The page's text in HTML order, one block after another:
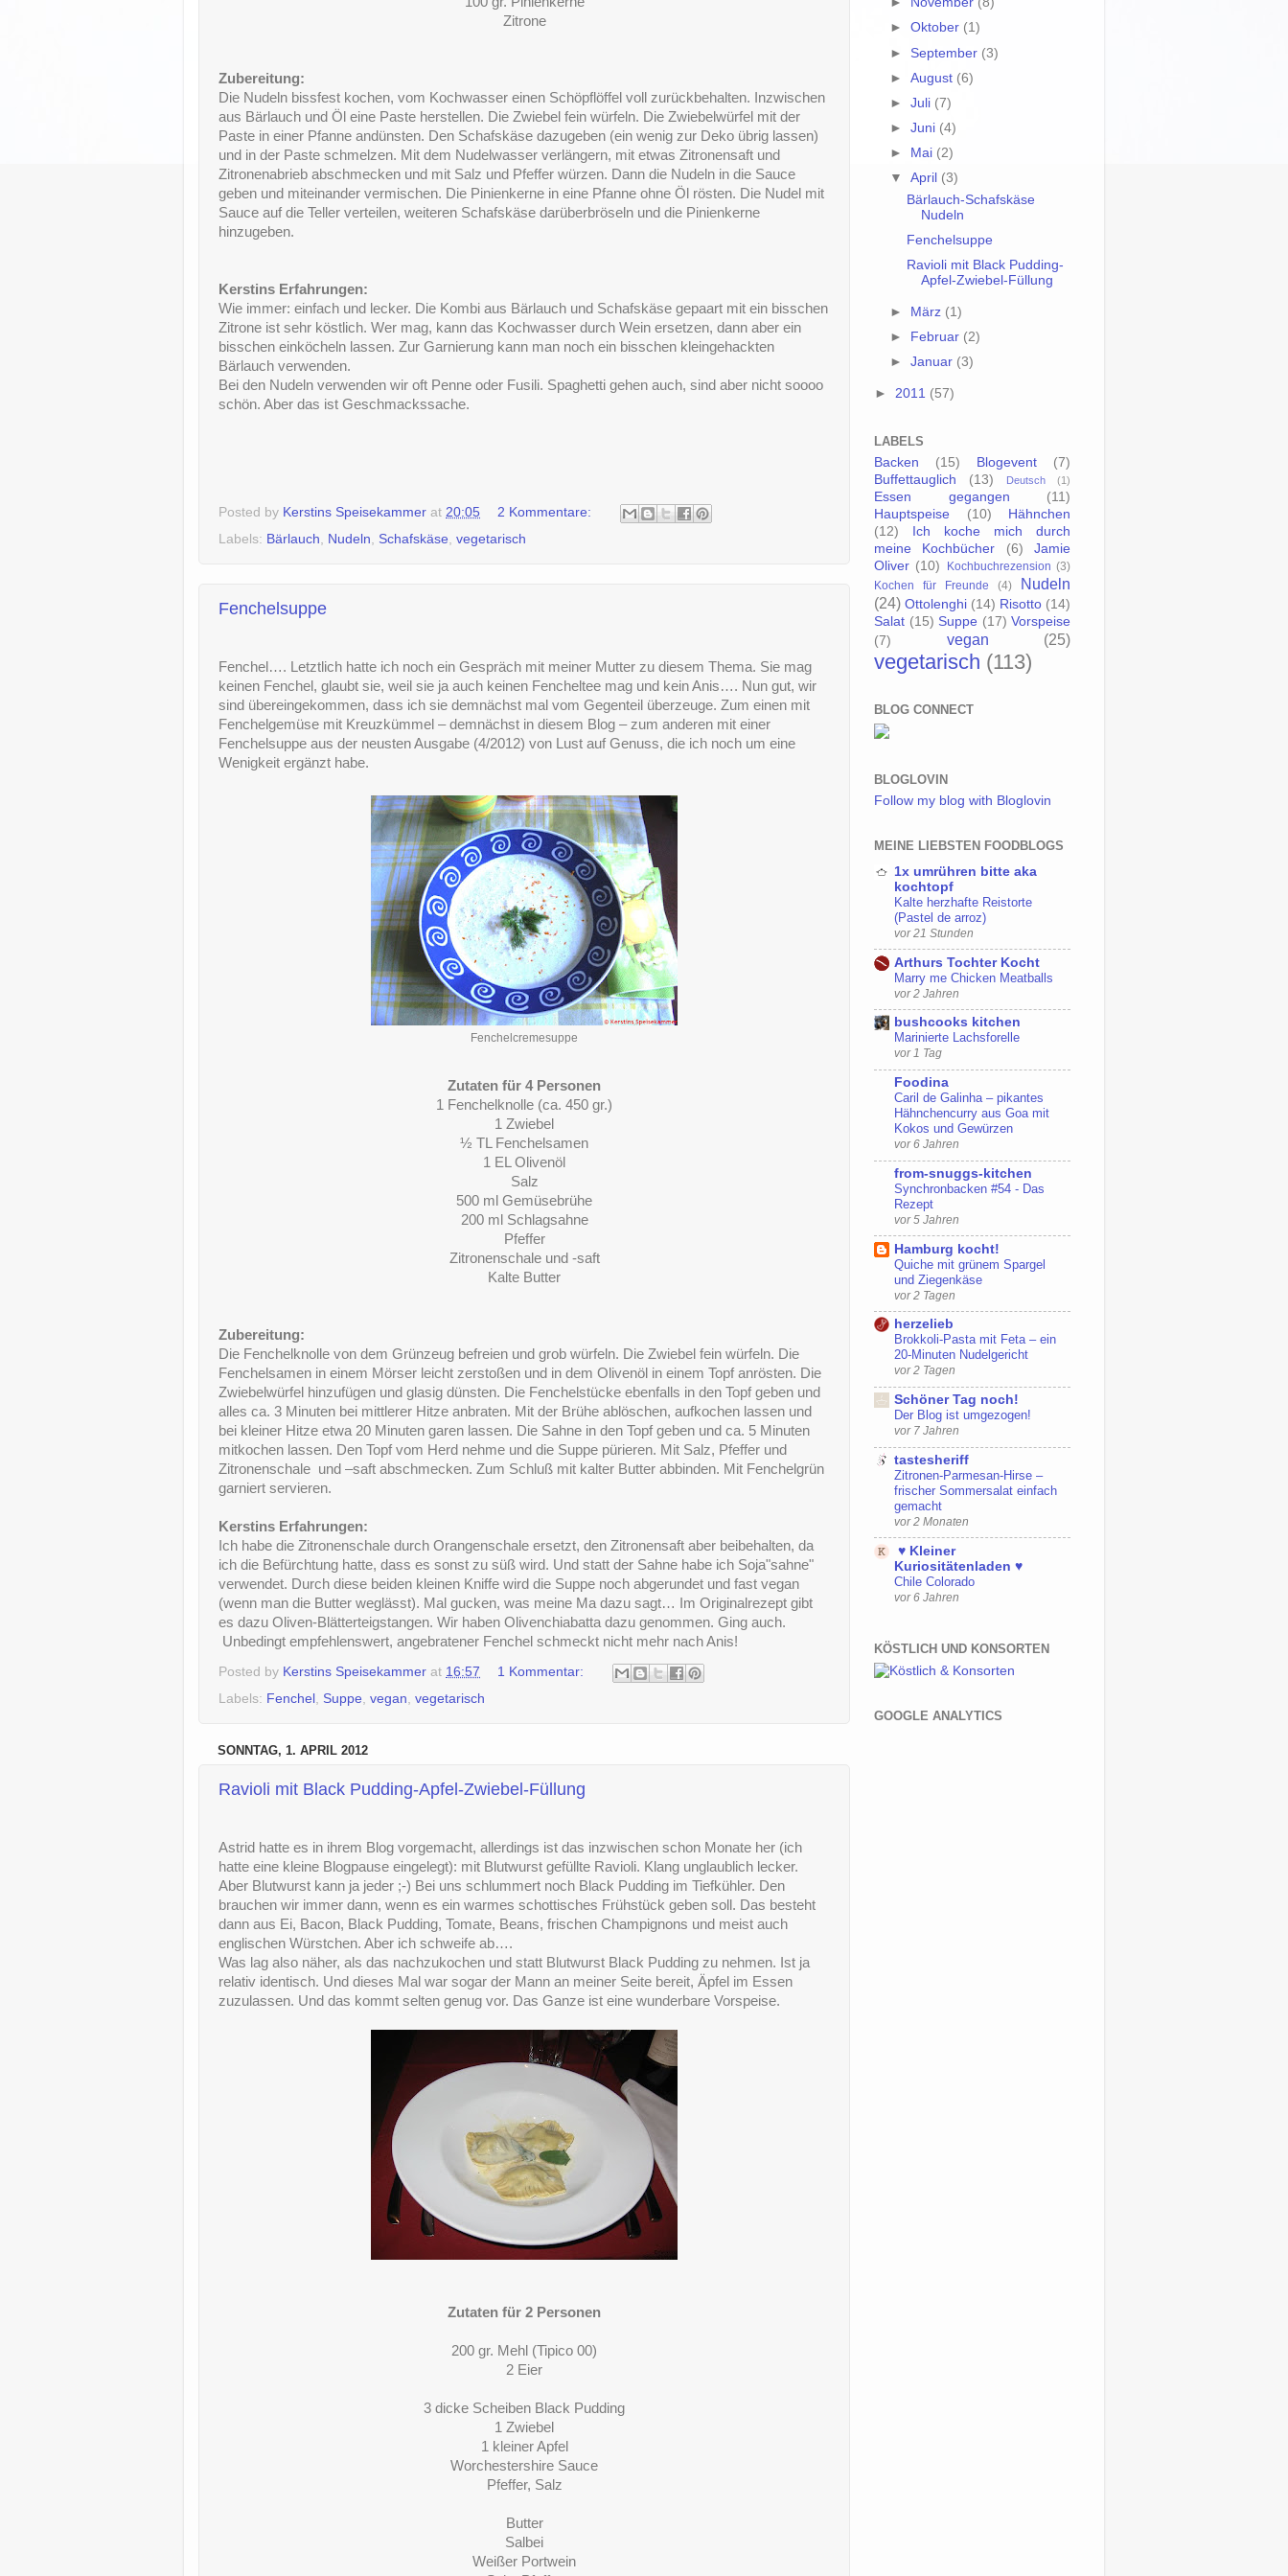
Zitrone
Zubereitung:
Die Nudeln bissfest kochen, vom Kochwasser einen Schöpflöffel voll zurückbehalten. Inzwischen
aus Bärlauch und Öl eine Paste herstellen. Die Zwiebel fein würfeln. Die Zwiebelwürfel mit der
Paste in einer Pfanne andünsten. Den Schafskäse dazugeben (ein wenig zur Deko übrig lassen)
und in der Paste schmelzen. Mit dem Nudelwasser verlängern, mit etwas Zitronensaft und
Zitronenabrieb abschmecken und mit Salz und Pfeffer würzen. Dann die Nudeln in die Sauce
geben und miteinander vermischen. Die Pinienkerne in eine Pfanne ohne Öl rösten. Die Nudel mit
Sauce auf die Teller verteilen, weiteren Schafskäse darüberbröseln und die Pinienkerne
hinzugeben.
Kerstins Erfahrungen:
Wie immer: einfach und lecker. Die Kombi aus Bärlauch und Schafskäse gepaart mit ein bisschen
Zitrone ist sehr köstlich. Wer mag, kann das Kochwasser durch Wein ersetzen, dann aber ein
bisschen einköcheln lassen. Zur Garnierung kann man noch ein bisschen kleingehackten
Bärlauch verwenden.
Bei den Nudeln verwenden wir oft Penne oder Fusili. Spaghetti gehen auch, sind aber nicht soooo
schön. Aber das ist Geschmackssache.
Posted by Kerstins Speisekammer at 20:05
2 Kommentare:
Labels: Bärlauch Nudeln Schafskäse vegetarisch
Fenchelsuppe
Fenchel…. Letztlich hatte ich noch ein Gespräch mit meiner Mutter zu diesem Thema. Sie mag
keinen Fenchel, glaubt sie, weil sie ja auch keinen Fencheltee mag und kein Anis…. Nun gut, wir
sind übereingekommen, dass ich sie demnächst mal vom Gegenteil überzeuge. Zum einen mit
Fenchelgemüse mit Kreuzkümmel – demnächst in diesem Blog – zum anderen mit einer
Fenchelsuppe aus der neusten Ausgabe (4/2012) von Lust auf Genuss, die ich noch um eine
Wenigkeit ergänzt habe.
Fenchelcremesuppe
Zutaten für 4 Personen
1 Fenchelknolle (ca. 450 gr.)
1 Zwiebel
½ TL Fenchelsamen
1 EL Olivenöl
Salz
500 ml Gemüsebrühe
200 ml Schlagsahne
Pfeffer
Zitronenschale und -saft
Kalte Butter
Zubereitung:
Die Fenchelknolle von dem Grünzeug befreien und grob würfeln. Die Zwiebel fein würfeln. Die
Fenchelsamen in einem Mörser leicht zerstoßen und in dem Olivenöl in einem Topf anrösten. Die
Zwiebelwürfel hinzufügen und glasig dünsten. Die Fenchelstücke ebenfalls in den Topf geben und
alles ca. 3 Minuten bei mittlerer Hitze anbraten. Mit der Brühe ablöschen, aufkochen lassen und
bei kleiner Hitze etwa 20 Minuten garen lassen. Die Sahne in den Topf geben und ca. 5 Minuten
mitkochen lassen. Den Topf vom Herd nehme und die Suppe pürieren. Mit Salz, Pfeffer und
Zitronenschale und –saft abschmecken. Zum Schluß mit kalter Butter abbinden. Mit Fenchelgrün
garniert servieren.
Kerstins Erfahrungen:
Ich habe die Zitronenschale durch Orangenschale ersetzt, den Zitronensaft aber beibehalten, da
ich die Befürchtung hatte, dass es sonst zu süß wird. Und statt der Sahne habe ich Soja"sahne"
verwendet. Durch diese beiden kleinen Kniffe wird die Suppe noch abgerundet und fast vegan
(wenn man die Butter weglässt). Mal gucken, was meine Ma dazu sagt… Im Originalrezept gibt
es dazu Oliven-Blätterteigstangen. Wir haben Olivenchiabatta dazu genommen. Ging auch.
Unbedingt empfehlenswert, angebratener Fenchel schmeckt nicht mehr nach Anis!
Posted by Kerstins Speisekammer at 16:57
1 Kommentar:
Labels: Fenchel , Suppe, vegan, vegetarisch
SONNTAG, 1. APRIL 2012
Ravioli mit Black Pudding-Apfel-Zwiebel-Füllung
Astrid hatte es in ihrem Blog vorgemacht, allerdings ist das inzwischen schon Monate her (ich
hatte eine kleine Blogpause eingelegt): mit Blutwurst gefüllte Ravioli. Klang unglaublich lecker.
Aber Blutwurst kann ja jeder ;-) Bei uns schlummert noch Black Pudding im Tiefkühler. Den
brauchen wir immer dann, wenn es ein warmes schottisches Frühstück geben soll. Das besteht
dann aus Ei, Bacon, Black Pudding, Tomate, Beans, frischen Champignons und meist auch
englischen Würstchen. Aber ich schweife ab….
Was lag also näher, als das nachzukochen und statt Blutwurst Black Pudding zu nehmen. Ist ja
relativ identisch. Und dieses Mal war sogar der Mann an meiner Seite bereit, Äpfel im Essen
zuzulassen. Und das kommt selten genug vor. Das Ganze ist eine wunderbare Vorspeise.
Zutaten für 2 Personen
200 gr. Mehl (Tipico 00)
2 Eier
3 dicke Scheiben Black Pudding
1 Zwiebel
1 kleiner Apfel
Worchestershire Sauce
Pfeffer, Salz
Butter
Salbei
Weißer Portwein
►Oktober (1)
► September (3)
►August (6)
►Juli (7)
►Juni (4)
►
Mai (2)
▼April (3)
Bärlauch-Schafskäse
Nudeln
Fenchelsuppe
Ravioli mit Black Pudding-
Apfel-Zwiebel-Füllung
► März (1)
►
Februar (2)
►Januar (3)
► 2011 (57)
LABELS
Backen
(15) Blogevent
(7)
Buffettauglich
(13) Deutsch (1)
Essen gegangen
(11)
Hauptspeise
(10)
Hähnchen
(12)
Ich koche mich durch
meine Kochbücher
(6)
Jamie
Oliver (10) Kochbuchrezension (3)
Kochen für Freunde
(4)
Nudeln
(24) Ottolenghi (14) Risotto (14)
Salat (15) Suppe (17) Vorspeise
(7)
vegan (25)
vegetarisch (113)
BLOG CONNECT
BLOGLOVIN
Follow my blog with Bloglovin
MEINE LIEBSTEN FOODBLOGS
1x umrühren bitte aka
kochtopf
Kalte herzhafte Reistorte
(Pastel de arroz)
vor 21 Stunden
Arthurs Tochter Kocht
Marry me Chicken Meatballs
vor 2 Jahren
bushcooks kitchen
Marinierte Lachsforelle
vor 1 Tag
Foodina
Caril de Galinha – pikantes
Hähnchencurry aus Goa mit
Kokos und Gewürzen
vor 6 Jahren
from-snuggs-kitchen
Synchronbacken #54 - Das
Rezept
vor 5 Jahren
Hamburg kocht!
Quiche mit grünem Spargel
und Ziegenkäse
vor 2 Tagen
herzelieb
Brokkoli-Pasta mit Feta – ein
20-Minuten Nudelgericht
vor 2 Tagen
Schöner Tag noch!
Der Blog ist umgezogen!
vor 7 Jahren
tastesheriff
Zitronen-Parmesan-Hirse –
frischer Sommersalat einfach
gemacht
vor 2 Monaten
♥ Kleiner
Kuriositätenladen ♥
Chile Colorado
vor 6 Jahren
KÖSTLICH UND KONSORTEN
GOOGLE ANALYTICS